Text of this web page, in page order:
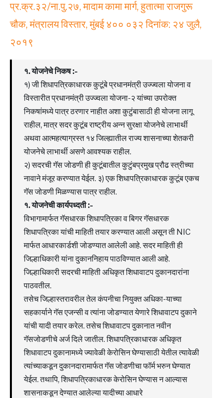
प्र.क्र.३२/ना.पु.२७, मादाम कामा मार्ग, हुतात्मा राजगुरू
चौक, मंत्रालय विस्तार, मुंबई ४०० ०३२ दिनांक: २४ जुलै,
२०१९
१. योजनेचे निकष :-
१) जी शिधापत्रिकाधारक कुटूंबे प्रधानमंत्री उज्ज्वला योजना व
विस्तारीत प्रधानमंत्री उज्ज्वला योजना-२ यांच्या उपरोक्त
निकषांमध्ये पात्र ठरणार नाहीत अशा कुटुंबासाठी ही योजना लागू
राहील, मात्र सदर कुटूंब राष्ट्रीय अन्न सुरक्षा योजनेचे लाभार्थी
अथवा आत्महत्याग्रस्त १४ जिल्ह्यातील राज्य शासनाच्या शेतकरी
योजनेचे लाभार्थी असणे आवश्यक राहील.
२) सदरची गॅस जोडणी ही कुटूंबातील कुटुंबप्रमुख प्रौढ स्त्रीच्या
नावाने मंजूर करण्यात येईल. ३) एक शिधापत्रिकाधारक कुटूंब एकच
गॅस जोडणी मिळण्यास पात्र राहील.
१. योजनेची कार्यपध्दती :-
विभागामार्फत गॅसधारक शिधापत्रिका व बिगर गॅसधारक
शिधापत्रिका यांची माहिती तयार करण्यात आली असून ती NIC
मार्फत आधारकार्डशी जोडण्यात आलेली आहे. सदर माहिती ही
जिल्हाधिकारी यांना दुकाननिहाय पाठविण्यात आली आहे.
जिल्हाधिकारी सदरची माहिती अधिकृत शिधावाटप दुकानदारांना
पाठवतील.
तसेच जिल्हास्तरावरील तेल कंपनीचा नियुक्त अधिका-याच्या
सहकार्याने गॅस एजन्सी व त्यांना जोडण्यात येणारे शिधावाटप दुकाने
यांची यादी तयार करेल. तसेच शिधावाटप दुकानात नवीन
गॅसजोडणीचे अर्ज दिले जातील. शिधापत्रिकाधारक अधिकृत
शिधावाटप दुकानामध्ये ज्यावेळी केरोसिन घेण्यासाठी येतील त्यावेळी
त्यांच्याकडून दुकानदारामार्फत गॅस जोडणीचा फॉर्म भरुन घेण्यात
येईल. तथापि, शिधापत्रिकाधारक केरोसिन घेण्यास न आल्यास
शासनाकडून देण्यात आलेल्या यादीच्या आधारे